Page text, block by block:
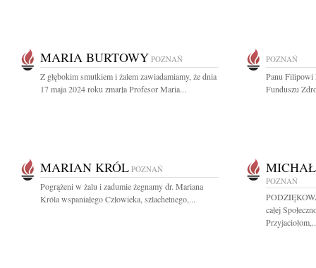
MARIA BURTOWY POZNAŃ
Z głębokim smutkiem i żalem zawiadamiamy, że dnia
17 maja 2024 roku zmarła Profesor Maria...
POZNAŃ
Panu Filipowi
Funduszu
MARIAN KRÓL POZNAŃ
Pogrążeni w żalu i zadumie żegnamy dr. Mariana
Króla wspaniałego Człowieka, szlachetnego,...
POZNAŃ
całej